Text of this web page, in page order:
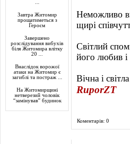
Завтра Житомир
прощатиметься з
Героєм
Завершено
розслідування вибухів
біля Житомира влітку
20 ...
Внаслідок ворожої
атаки на Житомир є
загиблі та постраж ...
На Житомирщині
нетверезий чоловік
“замінував” будинок
Неможливо
щирі
Світлий
його любив і
Вічна і
RuporZT
Коментарів: 0